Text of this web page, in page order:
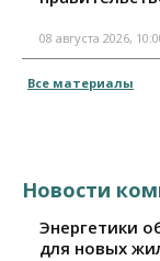
08 августа 2026,
Все материалы
Новости
Энергетики
для новых